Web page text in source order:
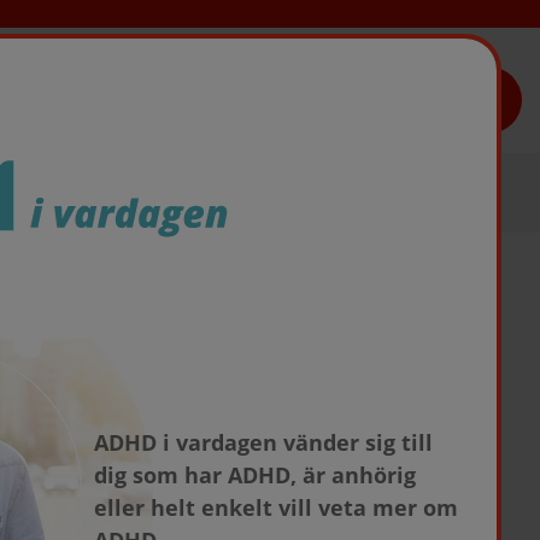
utvecklingsområden är det
med andra psykiatriska
patientgrupp är därför angelägen
ADHD i vardagen vänder sig till
dig som har ADHD, är anhörig
eller helt enkelt vill veta mer om